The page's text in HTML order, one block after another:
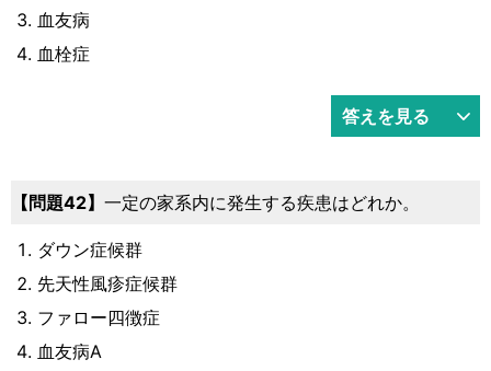
血友病
血栓症
答えを見る
問題42 一定の家系内に発生する疾患はどれか。
ダウン症候群
先天性風疹症候群
ファロー四徴症
血友病A